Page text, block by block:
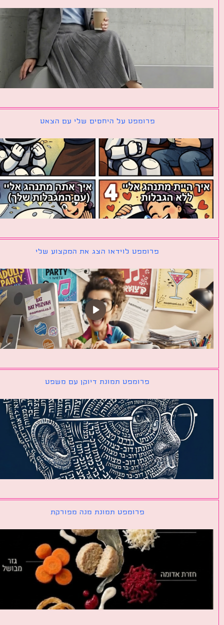
פרומפט על היחסים שלי עם הצאט
פרומפט לוידאו הצג את המקצוע שלי
פרומפט תמונת דיוקן עם משפט
פרומפט תמונת מנה מפורקת